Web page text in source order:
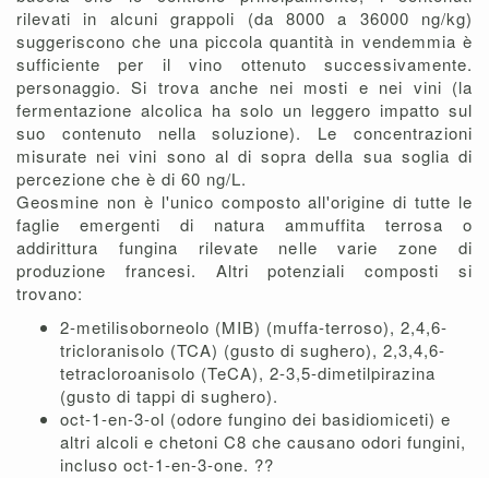
rilevati in alcuni grappoli (da 8000 a 36000 ng/kg)
suggeriscono che una piccola quantità in vendemmia è
sufficiente per il vino ottenuto successivamente.
personaggio. Si trova anche nei mosti e nei vini (la
fermentazione alcolica ha solo un leggero impatto sul
suo contenuto nella soluzione). Le concentrazioni
misurate nei vini sono al di sopra della sua soglia di
percezione che è di 60 ng/L.
Geosmine non è l'unico composto all'origine di tutte le
faglie emergenti di natura ammuffita terrosa o
addirittura fungina rilevate nelle varie zone di
produzione francesi. Altri potenziali composti si
trovano:
2-metilisoborneolo (MIB) (muffa-terroso), 2,4,6-
tricloranisolo (TCA) (gusto di sughero), 2,3,4,6-
tetracloroanisolo (TeCA), 2-3,5-dimetilpirazina
(gusto di tappi di sughero).
oct-1-en-3-ol (odore fungino dei basidiomiceti) e
altri alcoli e chetoni C8 che causano odori fungini,
incluso oct-1-en-3-one. ??